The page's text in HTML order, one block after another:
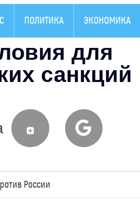
ПОЛИТИКА ЭКОНОМИКА
для
санкций
России